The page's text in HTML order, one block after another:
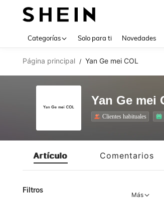
Categorías Solo para ti Novedades
Página principal / Yan Ge mei COL
Yan Ge mei
Clientes habituales
Artículo Comentarios
Filtros
Más